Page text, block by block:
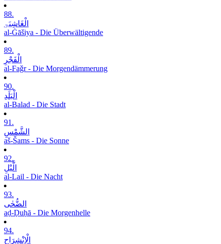
88.
الْغَاشِیَۃِ
al-Ġāšiya - Die Überwältigende
89.
الْفَجْرِ
al-Faǧr - Die Morgendämmerung
90.
الْبَلَدِ
al-Balad - Die Stadt
91.
الشَّمْسِ
aš-Šams - Die Sonne
92.
الَّیْلِ
al-Lail - Die Nacht
93.
الضُّحٰی
aḍ-Ḍuḥā - Die Morgenhelle
94.
الْاِنْشِرَاحِ